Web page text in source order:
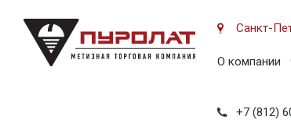
Санкт-
О компании
+7 (812)